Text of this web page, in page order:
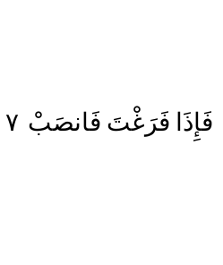
فَإِذَا فَرَغْتَ فَانصَبْ ٧